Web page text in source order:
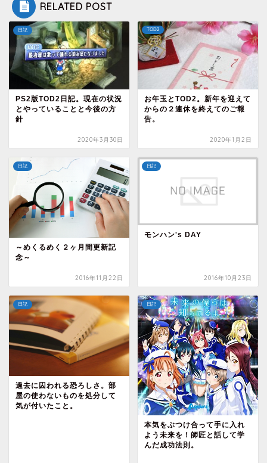
RELATED POST
日記
PS2版TOD2日記。現在の状況
とやっていることと今後の方
針
2020年3月30日
TOD2
お年玉とTOD2。新年を迎えて
からの２連休を終えてのご報
告。
2020年1月2日
日記
～めくるめく２ヶ月間更新記
念～
2016年11月22日
日記
モンハン's DAY
2016年10月23日
日記
過去に囚われる恐ろしさ。部
屋の使わないものを処分して
気が付いたこと。
日記
本気をぶつけ合って手に入れ
よう未来を！師匠と話して学
んだ成功法則。